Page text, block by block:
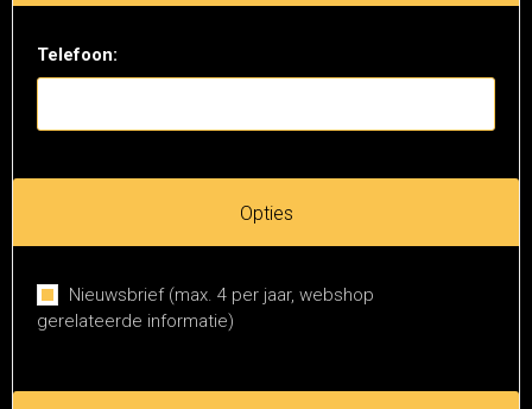
Telefoon:
Opties
Nieuwsbrief (max. 4 per jaar, webshop
gerelateerde informatie)